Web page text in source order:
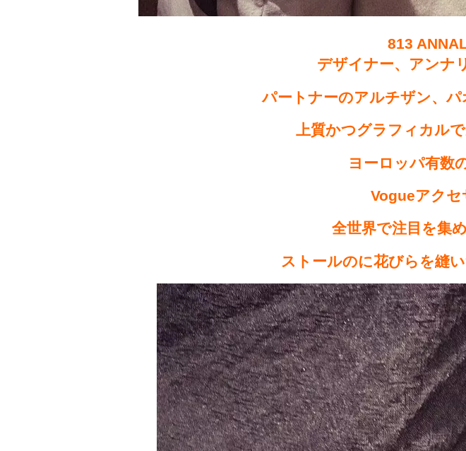
813
デザイナー、アンナ
パートナーのアルチザン、
上質かつグラフィカル
ヨーロッパ有数
Vogueアクセ
全世界で注目を集
ストールのに花びらを縫